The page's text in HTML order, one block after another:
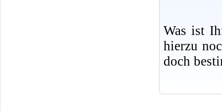
Was ist
hierzu
doch